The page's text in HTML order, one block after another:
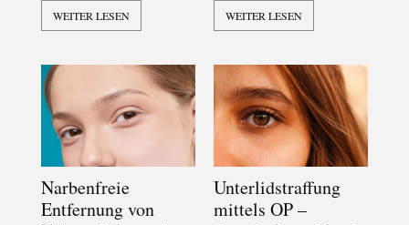
WEITER LESEN WEITER LESEN
Narbenfreie
Entfernung von
Unterlidstraffung
mittels OP –